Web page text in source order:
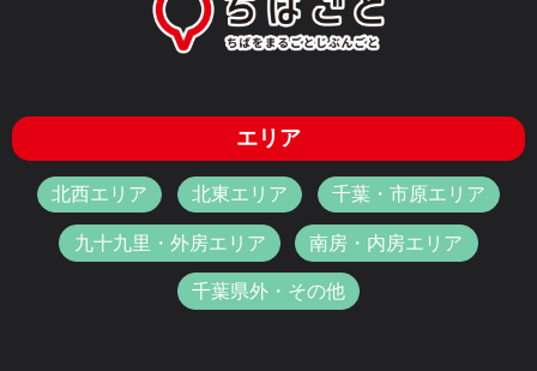
エリア
北西エリア 北東エリア 千葉・市原エリア
九十九里・外房エリア 南房・内房エリア
千葉県外・その他